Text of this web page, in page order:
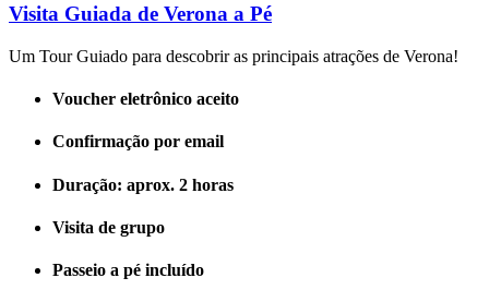
Visita Guiada de Verona a Pé
Um Tour Guiado para descobrir as principais atrações de Verona!
Voucher eletrônico aceito
Confirmação por email
Duração: aprox. 2 horas
Visita de grupo
Passeio a pé incluído